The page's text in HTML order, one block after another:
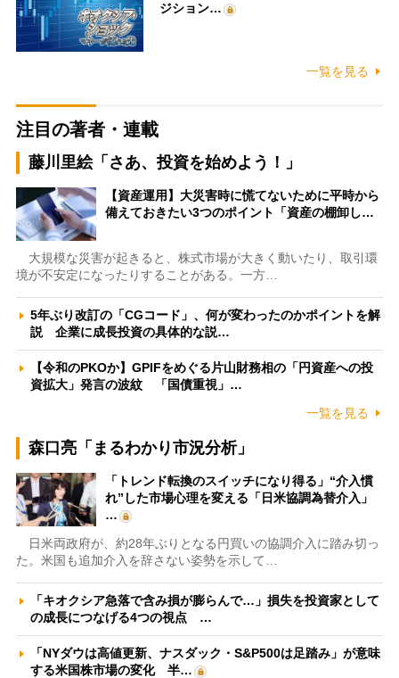
ジション…
一覧を見る
注目の著者・連載
藤川里絵「さあ、投資を始めよう！」
【資産運用】大災害時に慌てないために平時から
備えておきたい3つのポイント「資産の棚卸し…
大規模な災害が起きると、株式市場が大きく動いたり、取引環
境が不安定になったりすることがある。一方…
5年ぶり改訂の「CGコード」、何が変わったのかポイントを解
説 企業に成長投資の具体的な説…
【令和のPKOか】GPIFをめぐる片山財務相の「円資産への投
資拡大」発言の波紋 「国債重視」…
一覧を見る
森口亮「まるわかり市況分析」
「トレンド転換のスイッチになり得る」“介入慣
れ”した市場心理を変える「日米協調為替介入」
…
日米両政府が、約28年ぶりとなる円買いの協調介入に踏み切っ
た。米国も追加介入を辞さない姿勢を示して…
「キオクシア急落で含み損が膨らんで…」損失を投資家として
の成長につなげる4つの視点 …
「NYダウは高値更新、ナスダック・S&P500は足踏み」が意味
する米国株市場の変化 半…